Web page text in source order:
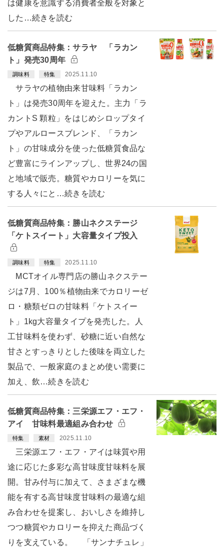
は健康を意識する消費者全般を対象と
した…続きを読む
低糖質商品特集：サラヤ 「ラカン
ト」発売30周年
調味料 特集 2025.11.10
サラヤの植物由来甘味料「ラカン
ト」は発売30周年を迎えた。主力「ラ
カントS 顆粒」をはじめシロップタイ
プやアルロースブレンド、「ラカン
ト」の甘味成分を使った低糖質食品な
ど豊富にラインアップし、世界24の国
と地域で販売。糖質やカロリーを気に
する人々にと…続きを読む
低糖質商品特集：勝山ネクステージ
「ケトスイート」大容量タイプ投入
調味料 特集 2025.11.10
MCTオイル専門店の勝山ネクステー
ジは7月、100％植物由来でカロリーゼ
ロ・糖類ゼロの甘味料「ケトスイー
ト」1kg大容量タイプを発売した。人
工甘味料を使わず、砂糖に近い自然な
甘さとすっきりとした後味を両立した
製品で、一般家庭のまとめ使い需要に
加え、飲…続きを読む
低糖質商品特集：三栄源エフ・エフ・
アイ 甘味料最適組み合わせ
特集 素材 2025.11.10
三栄源エフ・エフ・アイは味質や用
途に応じた多彩な高甘味度甘味料を展
開。甘み付与に加えて、さまざまな機
能を有する高甘味度甘味料の最適な組
み合わせを提案し、おいしさを維持し
つつ糖質やカロリーを抑えた商品づく
りを支えている。 「サンナチュレ」